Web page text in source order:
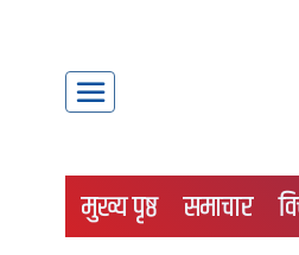
मुख्य पृष्ठ समाचार